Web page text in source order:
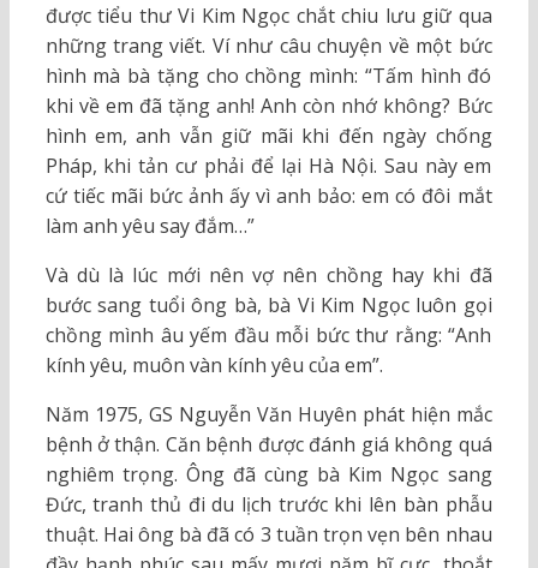
được tiểu thư Vi Kim Ngọc chắt chiu lưu giữ qua
những trang viết. Ví như câu chuyện về một bức
hình mà bà tặng cho chồng mình: “Tấm hình đó
khi về em đã tặng anh! Anh còn nhớ không? Bức
hình em, anh vẫn giữ mãi khi đến ngày chống
Pháp, khi tản cư phải để lại Hà Nội. Sau này em
cứ tiếc mãi bức ảnh ấy vì anh bảo: em có đôi mắt
làm anh yêu say đắm…”
Và dù là lúc mới nên vợ nên chồng hay khi đã
bước sang tuổi ông bà, bà Vi Kim Ngọc luôn gọi
chồng mình âu yếm đầu mỗi bức thư rằng: “Anh
kính yêu, muôn vàn kính yêu của em”.
Năm 1975, GS Nguyễn Văn Huyên phát hiện mắc
bệnh ở thận. Căn bệnh được đánh giá không quá
nghiêm trọng. Ông đã cùng bà Kim Ngọc sang
Đức, tranh thủ đi du lịch trước khi lên bàn phẫu
thuật. Hai ông bà đã có 3 tuần trọn vẹn bên nhau